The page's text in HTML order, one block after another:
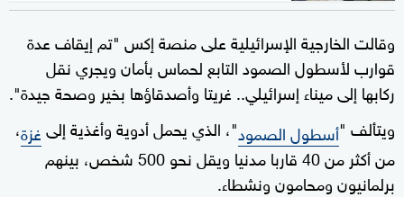
وقالت الخارجية الإسرائيلية على منصة إكس "تم إيقاف عدة
قوارب لأسطول الصمود التابع لحماس بأمان ويجري نقل
ركابها إلى ميناء إسرائيلي.. غريتا وأصدقاؤها بخير وصحة جيدة".
ويتألف "أسطول الصمود"، الذي يحمل أدوية وأغذية إلىغزة،
من أكثر من 40 قاربا مدنيا ويقل نحو 500 شخص، بينهم
برلمانيون ومحامون ونشطاء.